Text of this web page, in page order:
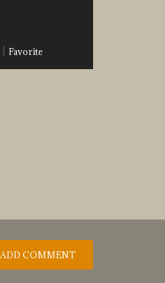
Favorite
ADD COMMENT